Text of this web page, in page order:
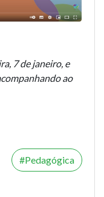
7 de janeiro, e
ao
Pedagógica